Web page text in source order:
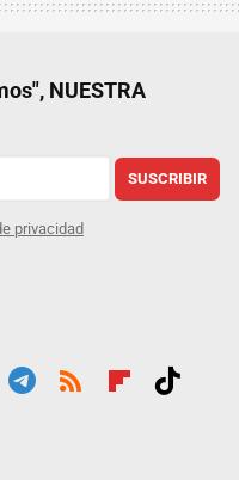
NUESTRA
SUSCRIBIR
privacidad